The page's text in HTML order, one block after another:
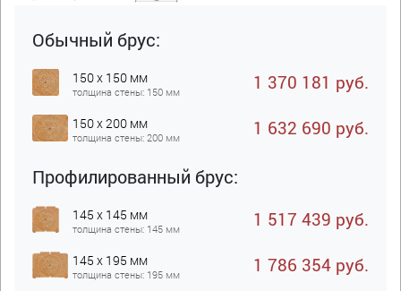
Обычный брус:
150 x 150 мм
толщина стены: 150 мм 1 370 181 руб.
150 x 200 мм
толщина стены: 200 мм 1 632 690 руб.
Профилированный брус:
145 x 145 мм
толщина стены: 145 мм 1 517 439 руб.
145 x 195 мм
толщина стены: 195 мм 1 786 354 руб.